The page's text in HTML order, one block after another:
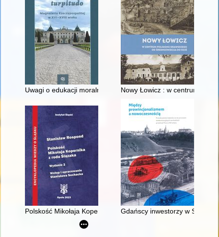
Uwagi o edukacji moralnej synów szlacheckich w XVI-
Nowy Łowicz : w centrum
Polskość Mikołaja Kopernika z rodu Ślązaka
Gdańscy inwestorzy w